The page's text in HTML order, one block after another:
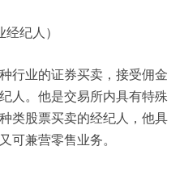
纪人）
行业的证券买卖，接受佣金
人。他是交易所内具有特殊
类股票买卖的经纪人，他具
可兼营零售业务。